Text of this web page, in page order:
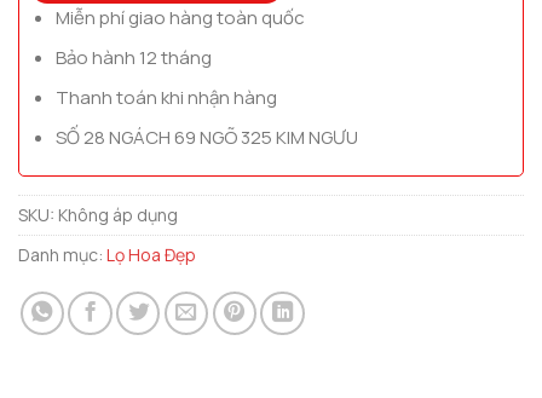
Miễn phí giao hàng toàn quốc
Bảo hành 12 tháng
Thanh toán khi nhận hàng
SỐ 28 NGÁCH 69 NGÕ 325 KIM NGƯU
SKU: Không áp dụng
Danh mục: Lọ Hoa Đẹp